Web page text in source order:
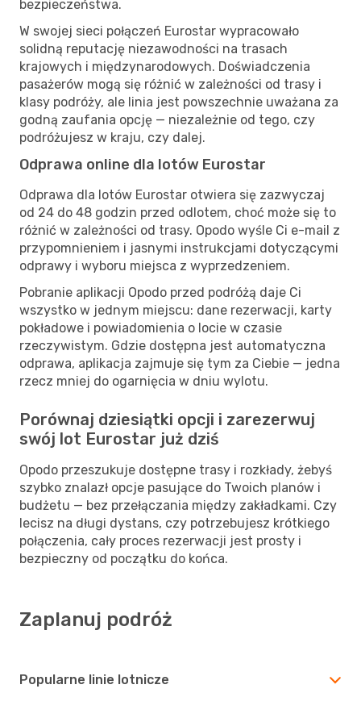
bezpieczeństwa.
W swojej sieci połączeń Eurostar wypracowało
solidną reputację niezawodności na trasach
krajowych i międzynarodowych. Doświadczenia
pasażerów mogą się różnić w zależności od trasy i
klasy podróży, ale linia jest powszechnie uważana za
godną zaufania opcję — niezależnie od tego, czy
podróżujesz w kraju, czy dalej.
Odprawa online dla lotów Eurostar
Odprawa dla lotów Eurostar otwiera się zazwyczaj
od 24 do 48 godzin przed odlotem, choć może się to
różnić w zależności od trasy. Opodo wyśle Ci e-mail z
przypomnieniem i jasnymi instrukcjami dotyczącymi
odprawy i wyboru miejsca z wyprzedzeniem.
Pobranie aplikacji Opodo przed podróżą daje Ci
wszystko w jednym miejscu: dane rezerwacji, karty
pokładowe i powiadomienia o locie w czasie
rzeczywistym. Gdzie dostępna jest automatyczna
odprawa, aplikacja zajmuje się tym za Ciebie — jedna
rzecz mniej do ogarnięcia w dniu wylotu.
Porównaj dziesiątki opcji i zarezerwuj
swój lot Eurostar już dziś
Opodo przeszukuje dostępne trasy i rozkłady, żebyś
szybko znalazł opcje pasujące do Twoich planów i
budżetu — bez przełączania między zakładkami. Czy
lecisz na długi dystans, czy potrzebujesz krótkiego
połączenia, cały proces rezerwacji jest prosty i
bezpieczny od początku do końca.
Zaplanuj podróż
Popularne linie lotnicze